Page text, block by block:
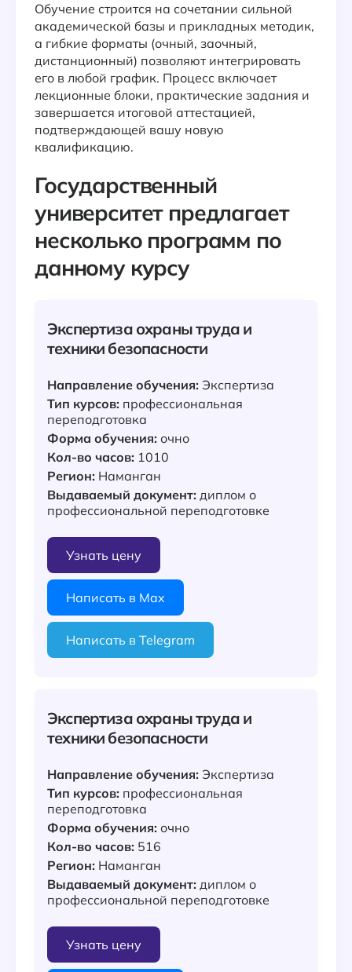
Обучение строится на сочетании сильной
академической базы и прикладных методик,
а гибкие форматы (очный, заочный,
дистанционный) позволяют интегрировать
его в любой график. Процесс включает
лекционные блоки, практические задания и
завершается итоговой аттестацией,
подтверждающей вашу новую
квалификацию.
Государственный
университет предлагает
несколько программ по
данному курсу
Экспертиза охраны труда и
техники безопасности
Направление обучения: Экспертиза
Тип курсов: профессиональная
переподготовка
Форма обучения: очно
Кол-во часов: 1010
Регион: Наманган
Выдаваемый документ: диплом о
профессиональной переподготовке
Узнать цену
Написать в Max
Написать в Telegram
Экспертиза охраны труда и
техники безопасности
Направление обучения: Экспертиза
Тип курсов: профессиональная
переподготовка
Форма обучения: очно
Кол-во часов: 516
Регион: Наманган
Выдаваемый документ: диплом о
профессиональной переподготовке
Узнать цену